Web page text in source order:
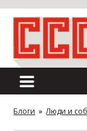
Блоги » Люди и